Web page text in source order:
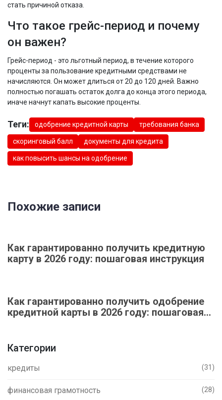
стать причиной отказа.
Что такое грейс-период и почему
он важен?
Грейс-период - это льготный период, в течение которого
проценты за пользование кредитными средствами не
начисляются. Он может длиться от 20 до 120 дней. Важно
полностью погашать остаток долга до конца этого периода,
иначе начнут капать высокие проценты.
Теги: одобрение кредитной карты требования банка
скоринговый балл документы для кредита
как повысить шансы на одобрение
Похожие записи
Как гарантированно получить кредитную
карту в 2026 году: пошаговая инструкция
Как гарантированно получить одобрение
кредитной карты в 2026 году: пошаговая
Категории
кредиты (31)
финансовая грамотность (28)